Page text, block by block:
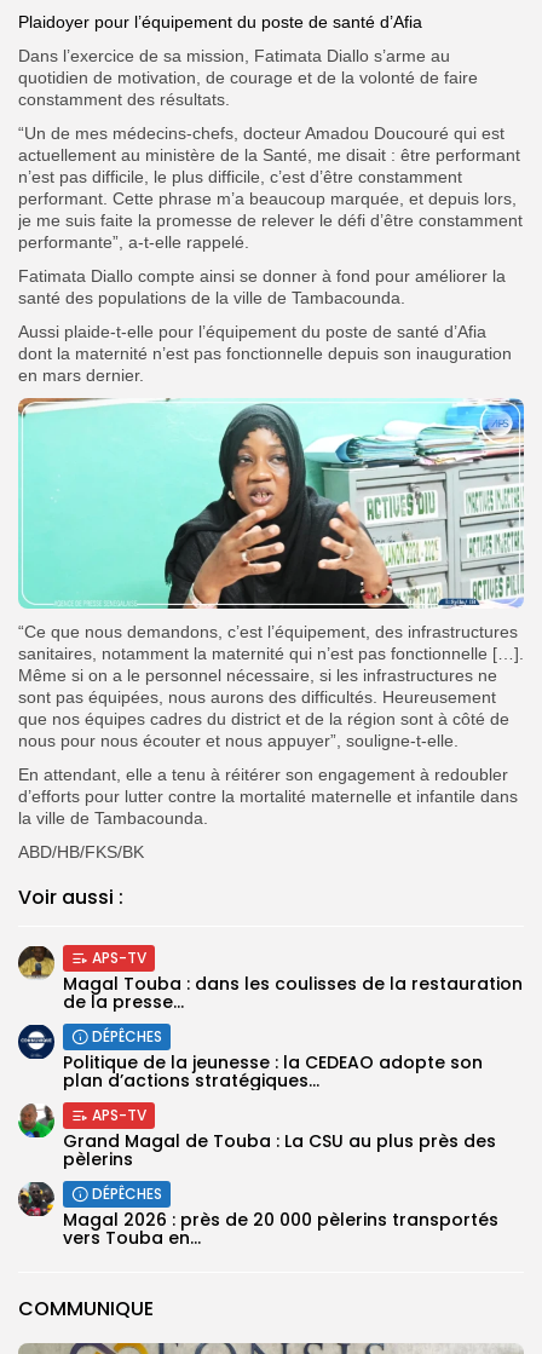
COMMUNIQUE
Plaidoyer pour l’équipement du poste de santé d’Afia
Dans l’exercice de sa mission, Fatimata Diallo s’arme au
quotidien de motivation, de courage et de la volonté de faire
constamment des résultats.
“Un de mes médecins-chefs, docteur Amadou Doucouré qui est
actuellement au ministère de la Santé, me disait : être performant
n’est pas difficile, le plus difficile, c’est d’être constamment
performant. Cette phrase m’a beaucoup marquée, et depuis lors,
je me suis faite la promesse de relever le défi d’être constamment
performante”, a-t-elle rappelé.
Fatimata Diallo compte ainsi se donner à fond pour améliorer la
santé des populations de la ville de Tambacounda.
Aussi plaide-t-elle pour l’équipement du poste de santé d’Afia
dont la maternité n’est pas fonctionnelle depuis son inauguration
en mars dernier.
“Ce que nous demandons, c’est l’équipement, des infrastructures
sanitaires, notamment la maternité qui n’est pas fonctionnelle […].
Même si on a le personnel nécessaire, si les infrastructures ne
sont pas équipées, nous aurons des difficultés. Heureusement
que nos équipes cadres du district et de la région sont à côté de
nous pour nous écouter et nous appuyer”, souligne-t-elle.
En attendant, elle a tenu à réitérer son engagement à redoubler
d’efforts pour lutter contre la mortalité maternelle et infantile dans
la ville de Tambacounda.
ABD/HB/FKS/BK
Voir aussi :
APS-TV
Magal Touba : dans les coulisses de la restauration
de la presse...
DÉPÊCHES
Politique de la jeunesse : la CEDEAO adopte son
plan d’actions stratégiques...
APS-TV
Grand Magal de Touba : La CSU au plus près des
pèlerins
DÉPÊCHES
Magal 2026 : près de 20 000 pèlerins transportés
vers Touba en...